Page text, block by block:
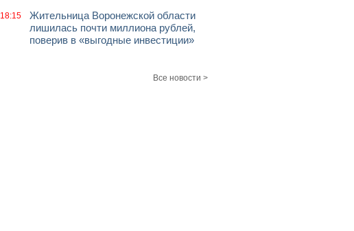
18:15
Жительница Воронежской области
лишилась почти миллиона рублей,
поверив в «выгодные инвестиции»
Все новости >